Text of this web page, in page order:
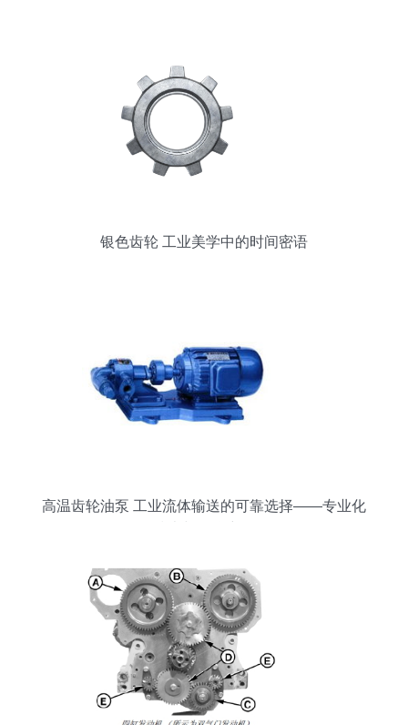
银色齿轮 工业美学中的时间密语
高温齿轮油泵 工业流体输送的可靠选择——专业化